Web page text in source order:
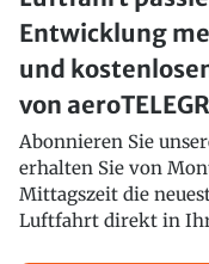
Entwicklung
und
von
Abonnieren Sie
erhalten Sie von
Mittagszeit die
Luftfahrt direkt in